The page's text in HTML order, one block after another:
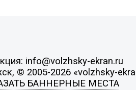
info@volzhsky-ekran.ru
© 2005-2026 «volzhsky-
БАННЕРНЫЕ МЕСТА